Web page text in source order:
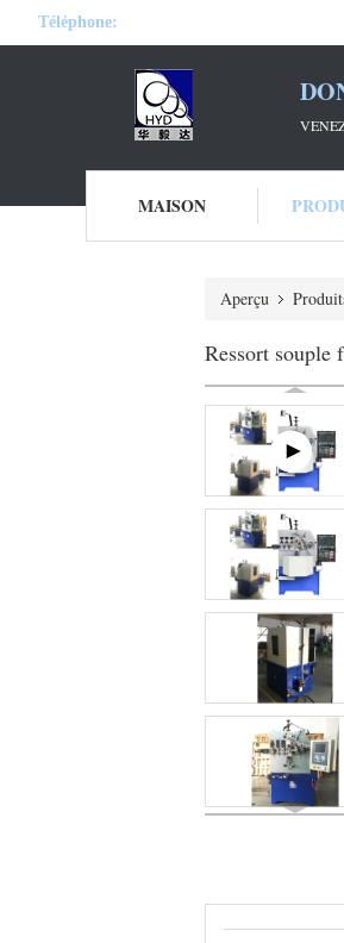
Téléphone:
MAISON
Aperçu
Ressort souple